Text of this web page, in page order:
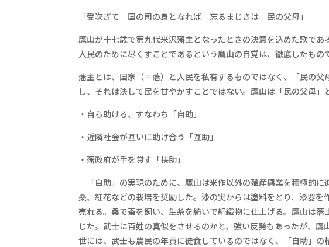
「受次ぎて 国の司の身となれば 忘るまじきは 民の父母」
鷹山が十七歳で第九代米沢藩主となったときの決意を込めた歌であ
人民のために尽くすことであるという鷹山の自覚は、徹底したもの
藩主とは、国家（＝藩）と人民を私有するものではなく、「民の
し、それは決して民を甘やかすことではない。鷹山は「民の父母」
・自ら助ける、すなわち「自助」
・近隣社会が互いに助け合う「互助」
・藩政府が手を貸す「扶助」
「自助」の実現のために、鷹山は米作以外の殖産興業を積極的に
桑、紅花などの栽培を奨励した。漆の実からは塗料をとり、漆器
売れる。桑で蚕を飼い、生糸を紡いで絹織物に仕上げる。鷹山は
じた。武士に百姓の真似をさせるのかと、強い反発もあったが、
世には、武士も農民の年貢に徒食しているのではなく、「自助」